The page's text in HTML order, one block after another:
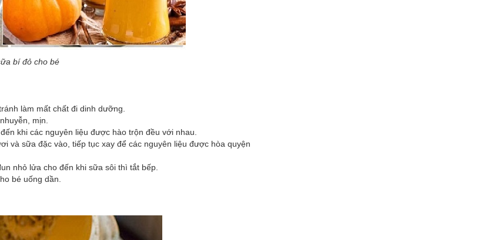
bí đỏ cho bé
làm mất chất đi dinh dưỡng.
mịn.
khi các nguyên liệu được hào trộn đều với nhau.
và sữa đặc vào, tiếp tục xay để các nguyên liệu được hòa quyện
nhỏ lửa cho đến khi sữa sôi thì tắt bếp.
bé uống dần.